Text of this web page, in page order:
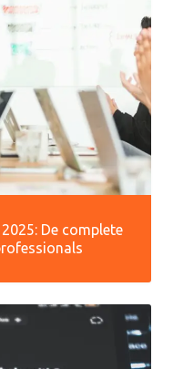
De complete